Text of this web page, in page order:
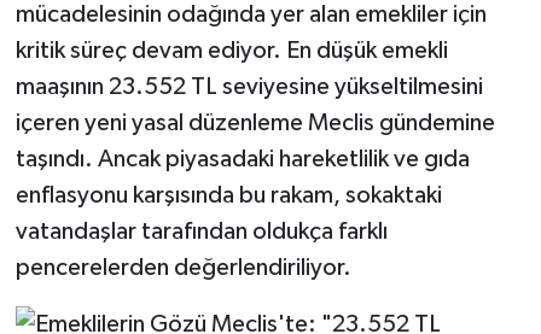
mücadelesinin odağında yer alan emekliler için
kritik süreç devam ediyor. En düşük emekli
maaşının 23.552 TL seviyesine yükseltilmesini
içeren yeni yasal düzenleme Meclis gündemine
taşındı. Ancak piyasadaki hareketlilik ve gıda
enflasyonu karşısında bu rakam, sokaktaki
vatandaşlar tarafından oldukça farklı
pencerelerden değerlendiriliyor.